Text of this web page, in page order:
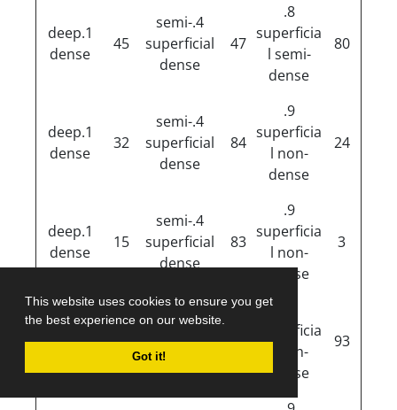
This website uses cookies to ensure you get
the best experience on our website.
Got it!
80
8.
superficia
l semi-
dense
47
4.semi-
superficial
dense
45
1.deep
dense
24
9.
superficia
l non-
dense
84
4.semi-
superficial
dense
32
1.deep
dense
3
9.
superficia
l non-
dense
83
4.semi-
superficial
dense
15
1.deep
dense
93
superficia
l non-
dense
64
4.semi-
superficial
dense
20
1.deep